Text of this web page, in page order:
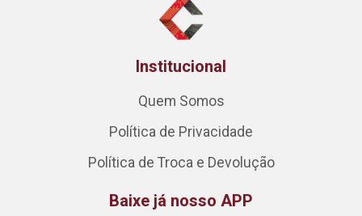
Institucional
Quem Somos
Política de Privacidade
Política de Troca e Devolução
Baixe já nosso APP